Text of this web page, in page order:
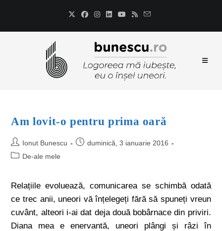
Am lovit-o pentru prima oară
Ionut Bunescu
duminică, 3 ianuarie 2016
De-ale mele
Relațiile evoluează, comunicarea se schimbă odată
ce trec anii, uneori vă înțelegeți fără să spuneți vreun
cuvânt, alteori i-ai dat deja două bobârnace din priviri.
Diana mea e enervantă, uneori plângi și râzi în